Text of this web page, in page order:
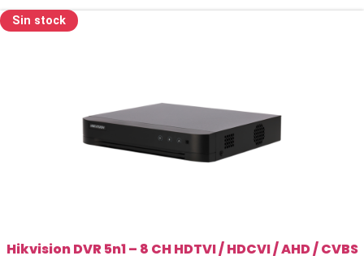
Sin stock
Hikvision DVR 5n1 – 8 CH HDTVI / HDCVI / AHD / CVBS